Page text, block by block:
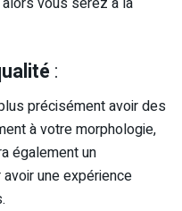
:
précisément avoir des
à votre morphologie,
également un
une expérience